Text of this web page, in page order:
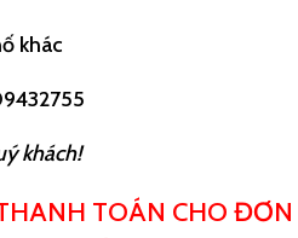
khác
khách!
TOÁN CHO